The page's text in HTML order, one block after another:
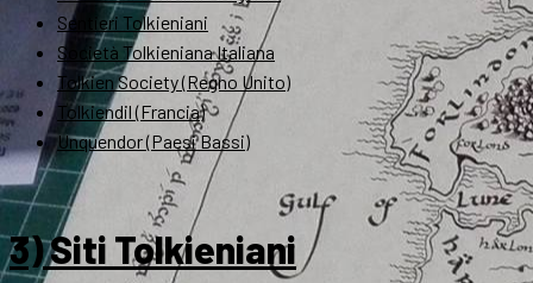
Sentieri Tolkieniani
Società Tolkieniana Italiana
Tolkien Society (Regno Unito)
Tolkiendil (Francia)
Unquendor (Paesi Bassi)
3) Siti Tolkieniani